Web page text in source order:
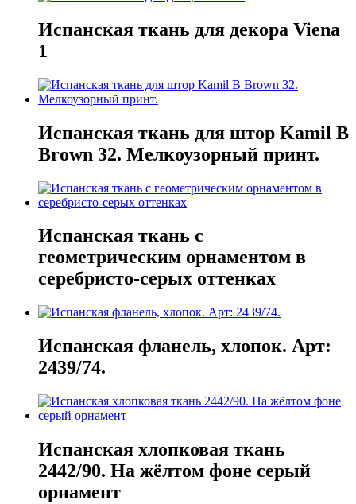
Испанская ткань для декора Viena
1
Испанская ткань для штор Kamil B
Brown 32. Мелкоузорный принт.
Испанская ткань с
геометрическим орнаментом в
серебристо-серых оттенках
Испанская фланель, хлопок. Арт:
2439/74.
Испанская хлопковая ткань
2442/90. На жёлтом фоне серый
орнамент